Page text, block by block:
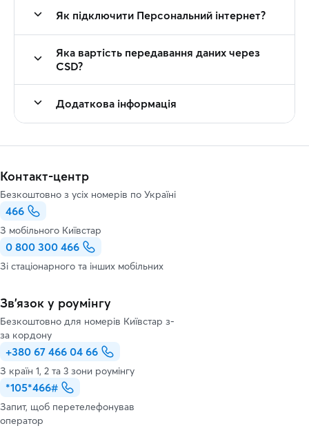
Як підключити Персональний інтернет?
Яка вартість передавання даних через
CSD?
Додаткова інформація
Контакт-центр
Безкоштовно з усіх номерів по Україні
466
З мобільного Київстар
0 800 300 466
Зі стаціонарного та інших мобільних
Зв’язок у роумінгу
Безкоштовно для номерів Київстар з-
за кордону
+380 67 466 04 66
З країн 1, 2 та 3 зони роумінгу
*105*466#
Запит, щоб перетелефонував
оператор